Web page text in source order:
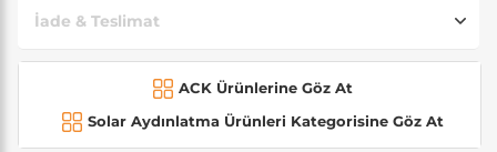
İade & Teslimat
ACK Ürünlerine Göz At
Solar Aydınlatma Ürünleri Kategorisine Göz At